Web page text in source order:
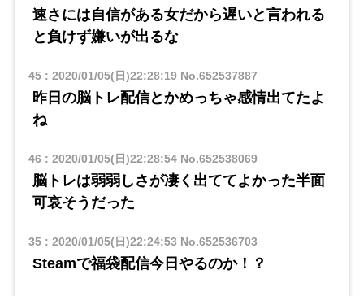
速さには自信がある女だから遅いと言われる
と負けず嫌いが出るな
45: 2020/01/05(日)22:28:19No.652537887
昨日の脳トレ配信とかめっちゃ感情出てたよ
ね
46 : 2020/01/05(日)22:28:54No.652538069
脳トレは弱弱しさが凄く出ててよかった半面
可哀そうだった
35: 2020/01/05(日)22:24:53 No.652536703
Steamで福袋配信今日やるのか！？